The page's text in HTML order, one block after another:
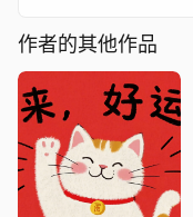
作者的其他作品